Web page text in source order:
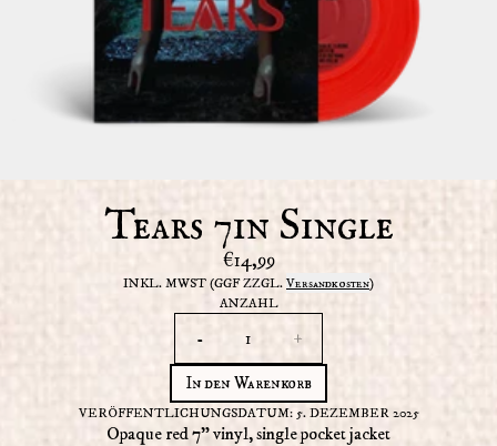
Tears 7in Single
€14,99
INKL. MWST (GGF ZZGL.Versandkosten)
ANZAHL
- +
In den Warenkorb
VERÖFFENTLICHUNGSDATUM: 5. DEZEMBER 2025
Opaque red 7" vinyl, single pocket jacket